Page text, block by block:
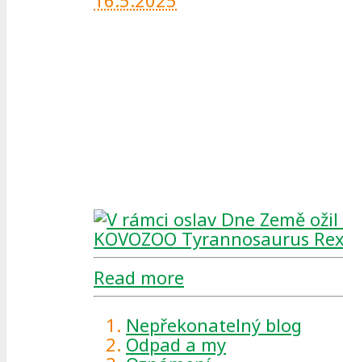
Read more
Nepřekonatelný blog
Odpad a my